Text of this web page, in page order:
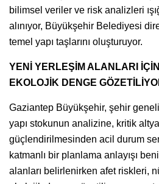
bilimsel veriler ve risk analizleri
alınıyor, Büyükşehir Belediyesi
temel yapı taşlarını oluşturuyor.
YENİ YERLEŞİM ALANLARI
EKOLOJİK DENGE
Gaziantep Büyükşehir, şehir
yapı stokunun analizine, kritik
güçlendirilmesinden acil durum
katmanlı bir planlama anlayışı
alanları belirlenirken afet riskleri,